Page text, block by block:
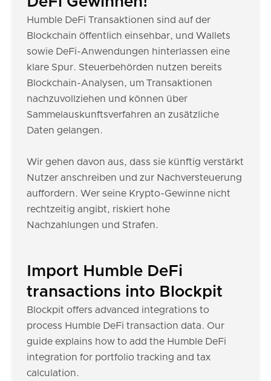
Humble DeFi Transaktionen sind auf der
Blockchain öffentlich einsehbar, und Wallets
sowie DeFi-Anwendungen hinterlassen eine
klare Spur. Steuerbehörden nutzen bereits
Blockchain-Analysen, um Transaktionen
nachzuvollziehen und können über
Sammelauskunftsverfahren an zusätzliche
Daten gelangen.
Wir gehen davon aus, dass sie künftig verstärkt
Nutzer anschreiben und zur Nachversteuerung
auffordern. Wer seine Krypto-Gewinne nicht
rechtzeitig angibt, riskiert hohe
Nachzahlungen und Strafen.
Import Humble DeFi
transactions into Blockpit
Blockpit offers advanced integrations to
process Humble DeFi transaction data. Our
guide explains how to add the Humble DeFi
integration for portfolio tracking and tax
calculation.